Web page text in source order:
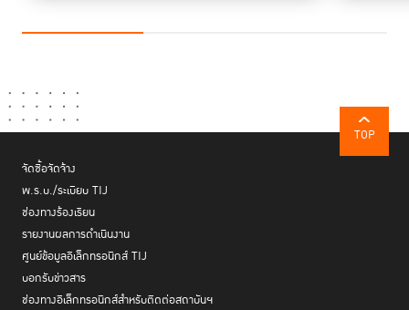
คนในสังคมยังไม่ยอมรับ เพราะต้องการให้ผู้กระทำผิดได้รับโทษมากกว่าการ
ประโยชน์จากการใช้มาตรการดังกล่าว เกิดความเข้าใจและยอมรับมากขึ้น
ด้านดร.นัทธี จิตสว่างที่ปรึกษา TIJ ร่วมเป็นวิทยากรในหัวข้อการใช้
โดย ดร.นัทธี นำเสนอว่า หลาย
ประเทศในอาเซียนมีการนำมาตรการดังกล่าวมาใช้บ้างตั้งแต่ระบบคัดกรองคน
เข้าเรือนจำ ถึงกระบวนการหลังการพิจารณาคดี แต่ไม่อยู่ในระดับที่เข้มงวด
ทำให้หลายประเทศประสบปัญหานักโทษล้นเรือนจำ โดยเฉพาะอย่างยิ่ง
อินโดนีเซีย ฟิลิปปินส์ และไทย ยกเว้นเพียงสิงคโปร์และมาเลเซียที่มีการนำ
มาตรการดังกล่าวมาใช้อย่างเข้มงวดทั้งในขั้นตอนก่อนการตั้งข้อหาและก่อนการ
พิจารณาคดี ระหว่างการพิจารณาคดีและการกำหนดโทษ ตลอดจนขั้นตอน
หลังการพิจารณาคดี
TOP
จัดซื้อจัดจ้าง
พ.ร.บ./ระเบียบ TIJ
ช่องทางร้องเรียน
รายงานผลการดำเนินงาน
ศูนย์ข้อมูลอิเล็กทรอนิกส์ TIJ
บอกรับข่าวสาร
ช่องทางอิเล็กทรอนิกส์สำหรับติดต่อสถาบันฯ